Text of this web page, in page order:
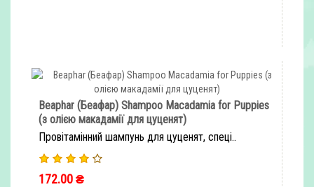
Beaphar (Беафар) Shampoo Macadamia for Puppies
(з олією макадамії для цуценят)
Провітамінний шампунь для цуценят, спеці..
172.00 ₴